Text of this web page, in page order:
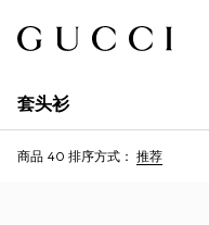
套头衫
商品 40 排序方式： 推荐